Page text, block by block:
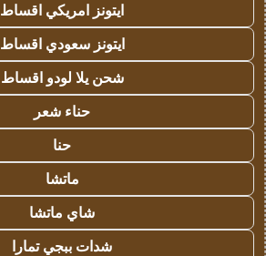
ايتونز امريكي اقساط
ايتونز سعودي اقساط
شحن يلا لودو اقساط
حناء شعر
حنا
ماتشا
شاي ماتشا
شدات ببجي تمارا